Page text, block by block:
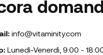
info@vitaminity.com
Lunedì-Venerdì 9:00 -